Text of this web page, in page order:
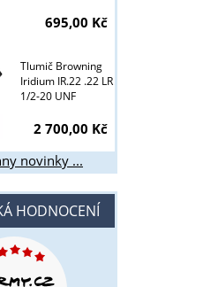
695,00 Kč
Tlumič Browning
Iridium IR.22 .22 LR
1/2-20 UNF
2 700,00 Kč
novinky ...
HODNOCENÍ